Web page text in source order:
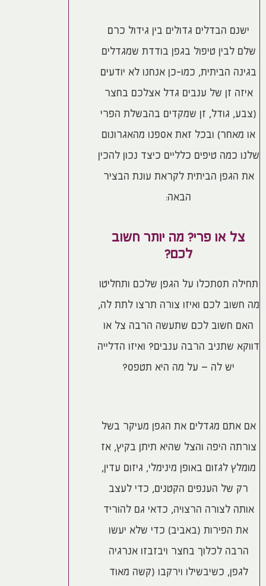
ישנם הבדלים גדולים בין גידול כרם
שלם לבין טיפול בגפן בודדת שמגדלים
בגינה הביתית, כמו-כן אנחנו לא יודעים
איזה זן של ענבים גדל אצלכם בחצר
(צבע, גודל, זן שמקדים בהבשלת הפרי
או מאחר) ובכל זאת אספנו מהאגרונום
שלנו כמה טיפים כלליים כיצד נכון להכין
את הגפן הביתית לקראת עונת הבציר
הבאה:
צל או פרי? מה יותר חשוב
לכם?
תחילה תסתכלו על הגפן שלכם ותחליטו
מה חשוב לכם ואיזו צורה תרצו לתת לה,
האם חשוב לכם שתעשה הרבה צל או
דווקא שתניב הרבה ענבים? ואיזו הדלייה
יש לה – על מה היא תטפס?
אם אתם מגדלים את הגפן מעיקר בשל
צורתה היפה והצל שהיא תיתן בקיץ, אז
מומלץ לגזום באופן מינימלי, גיזום עדין,
רק של הענפים הקטנים, כדי לעצב
אותה לצורה הרצויה, כדאי גם להוריד
את הפירות (באביב) כדי שלא יעשו
הרבה לכלוך בחצר ויבזבזו אנרגיה
לגפן, כשיבשילו וירקבו (קשה מאוד